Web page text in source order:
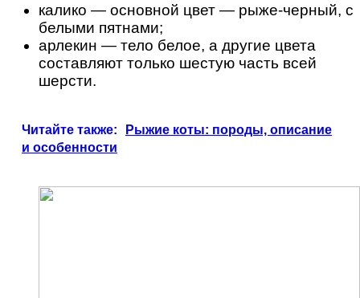
калико — основной цвет — рыже-черный, с
белыми пятнами;
арлекин — тело белое, а другие цвета
составляют только шестую часть всей
шерсти.
Читайте также:
Рыжие коты: породы, описание
и особенности